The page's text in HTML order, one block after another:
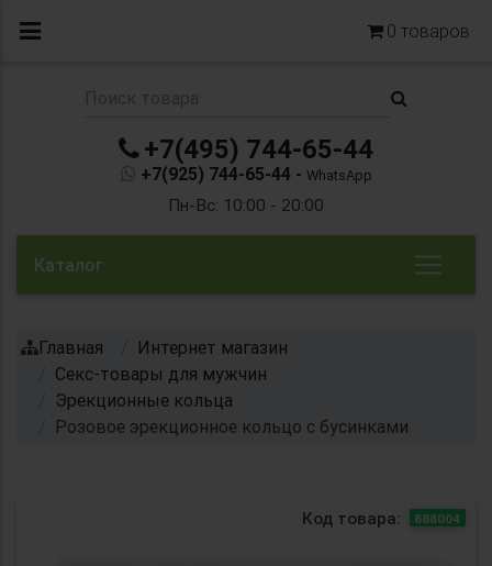
0 товаров
+7(495) 744-65-44
+7(925) 744-65-44 - WhatsApp
Пн-Вс: 10:00 - 20:00
Каталог
Главная
Интернет магазин
Секс-товары для мужчин
Эрекционные кольца
Розовое эрекционное кольцо c бусинками
Код товара: 888004